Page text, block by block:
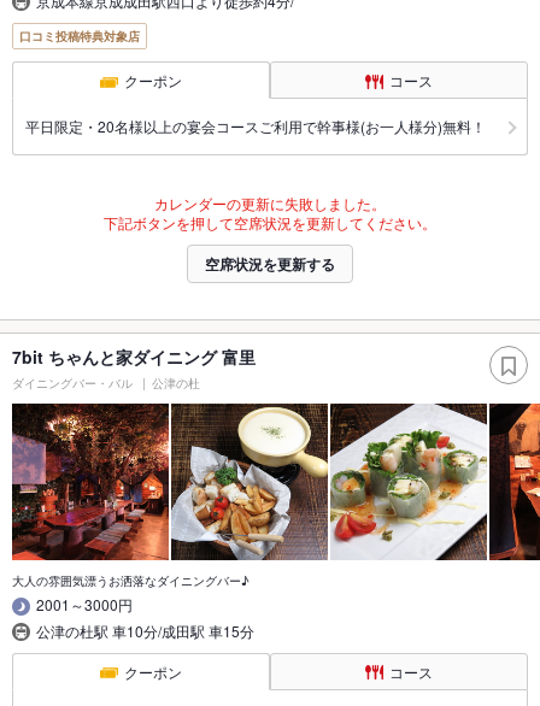
口コミ投稿特典対象店
クーポン コース
平日限定・20名様以上の宴会コースご利用で幹事様(お一人様分)無料！
カレンダーの更新に失敗しました。
下記ボタンを押して空席状況を更新してください。
空席状況を更新する
7bit ちゃんと家ダイニング 富里
ダイニングバー・バル 公津の杜
大人の雰囲気漂うお洒落なダイニングバー♪
2001～3000円
公津の杜駅 車10分/成田駅 車15分
クーポン コース